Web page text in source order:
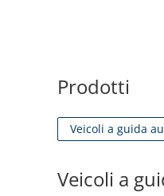
Prodotti
Veicoli a guida
Veicoli a